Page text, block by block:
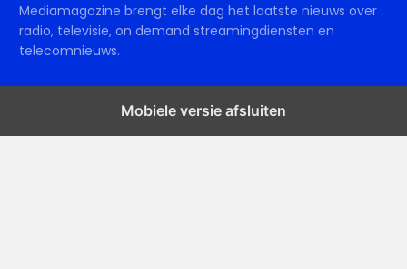
Mediamagazine brengt elke dag het laatste nieuws over
radio, televisie, on demand streamingdiensten en
telecomnieuws.
Mobiele versie afsluiten